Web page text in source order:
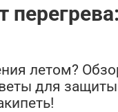
летом?
для защиты